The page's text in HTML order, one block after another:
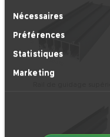
Sélection
Nécessaires
Préférences
Statistiques
Marketing